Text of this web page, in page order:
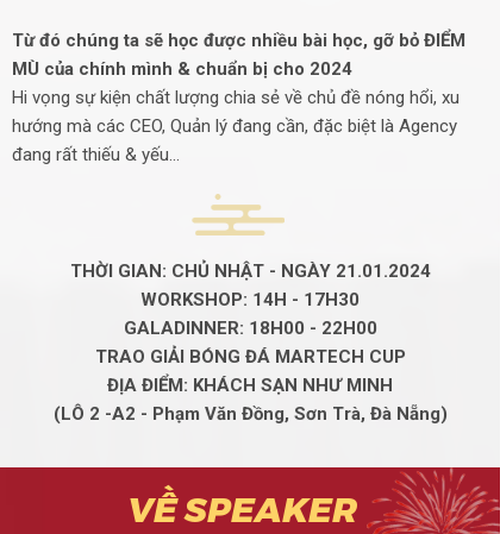
Từ đó chúng ta sẽ học được nhiều bài học, gỡ bỏ ĐIỂM
MÙ của chính mình & chuẩn bị cho 2024
Hi vọng sự kiện chất lượng chia sẻ về chủ đề nóng hổi, xu
hướng mà các CEO, Quản lý đang cần, đặc biệt là Agency
đang rất thiếu & yếu...
THỜI GIAN: CHỦ NHẬT - NGÀY 21.01.2024
WORKSHOP: 14H - 17H30
GALADINNER: 18H00 - 22H00
TRAO GIẢI BÓNG ĐÁ MARTECH CUP
ĐỊA ĐIỂM: KHÁCH SẠN NHƯ MINH
(LÔ 2 -A2 - Phạm Văn Đồng, Sơn Trà, Đà Nẵng)
VỀ SPEAKER